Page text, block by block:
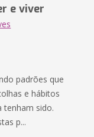
e viver
padrões que
e hábitos
tenham sido.
p...